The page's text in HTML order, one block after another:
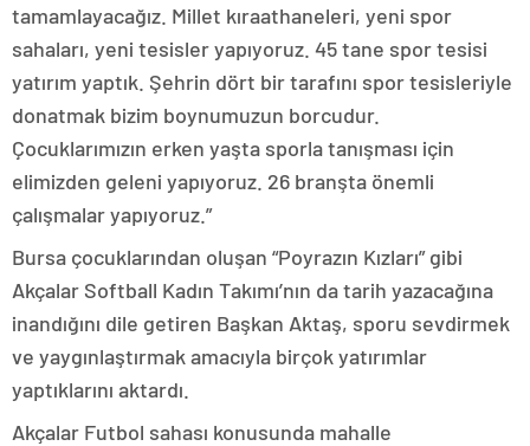
tamamlayacağız. Millet kıraathaneleri, yeni spor
sahaları, yeni tesisler yapıyoruz. 45 tane spor tesisi
yatırım yaptık. Şehrin dört bir tarafını spor tesisleriyle
donatmak bizim boynumuzun borcudur.
Çocuklarımızın erken yaşta sporla tanışması için
elimizden geleni yapıyoruz. 26 branşta önemli
çalışmalar yapıyoruz.”
Bursa çocuklarından oluşan “Poyrazın Kızları” gibi
Akçalar Softball Kadın Takımı’nın da tarih yazacağına
inandığını dile getiren Başkan Aktaş, sporu sevdirmek
ve yaygınlaştırmak amacıyla birçok yatırımlar
yaptıklarını aktardı.
Akçalar Futbol sahası konusunda mahalle